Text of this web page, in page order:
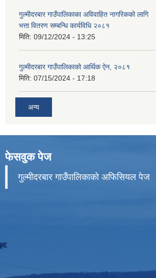
गुल्मीदरबार गाउँपालिकाका अविवाहित नागरिकको लागि
भत्ता वितरण सम्बन्धि कार्यविधि २०८१
मिति: 09/12/2024 - 13:25
गुल्मीदरबार गाउँपालिकाको आर्थिक ऐन, २०८१
मिति: 07/15/2024 - 17:18
अन्य
फेसवुक पेज
गुल्मीदरबार गाउँपालिकाको अफिसियल पेज